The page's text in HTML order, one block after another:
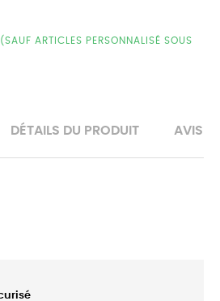
ARTICLES PERSONNALISÉ SOUS
DÉTAILS DU PRODUIT AVIS